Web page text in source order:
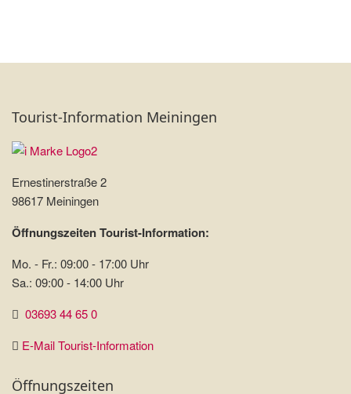
Tourist-Information Meiningen
Ernestinerstraße 2
98617 Meiningen
Öffnungszeiten Tourist-Information:
Mo. - Fr.: 09:00 - 17:00 Uhr
Sa.: 09:00 - 14:00 Uhr
03693 44 65 0
E-Mail Tourist-Information
Öffnungszeiten